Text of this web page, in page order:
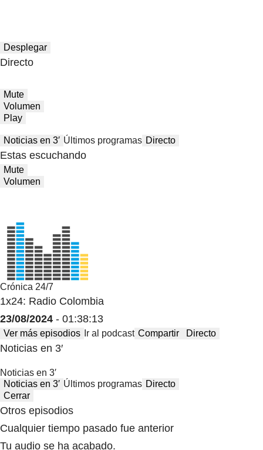
Desplegar
Directo
Mute
Volumen
Play
Noticias en 3′ Últimos programas Directo
Estas escuchando
Mute
Volumen
Crónica 24/7
1x24: Radio Colombia
23/08/2024 - 01:38:13
Ver más episodios Ir al podcast Compartir Directo
Noticias en 3′
Noticias en 3′
Noticias en 3′ Últimos programas Directo
Cerrar
Otros episodios
Cualquier tiempo pasado fue anterior
Tu audio se ha acabado.